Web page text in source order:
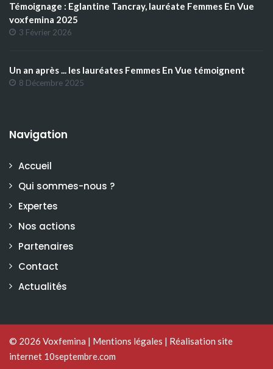
Témoignage : Eglantine Tancray, lauréate Femmes En Vue
voxfemina 2025
3 Février 2026
Un an après ... les lauréates Femmes En Vue témoignent
8 Décembre 2025
Navigation
Accueil
Qui sommes-nous ?
Expertes
Nos actions
Partenaires
Contact
Actualités
© 2026 Voxfemina | Mentions légales | Réalisation site
internet 10septembre.com